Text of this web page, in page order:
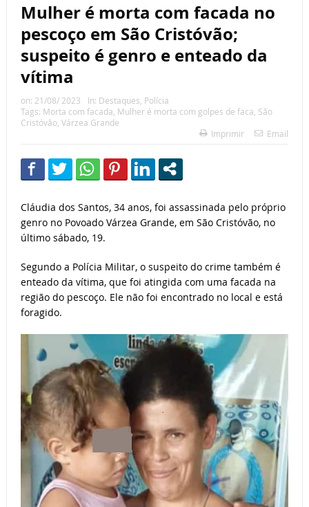
Mulher é morta com facada no
pescoço em São Cristóvão;
suspeito é genro e enteado da
vítima
on: 21/08/ 2023 In: Destaques, Polícia
Tags: Morta com facada, Mulher é morta com golpes de faca, São
Cristóvão, Várzea Grande
Imprimir
Email
Cláudia dos Santos, 34 anos, foi assassinada pelo próprio
genro no Povoado Várzea Grande, em São Cristóvão, no
último sábado, 19.
Segundo a Polícia Militar, o suspeito do crime também é
enteado da vítima, que foi atingida com uma facada na
região do pescoço. Ele não foi encontrado no local e está
foragido.